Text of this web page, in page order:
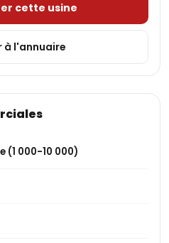
cette usine
à l'annuaire
(1 000-10 000)